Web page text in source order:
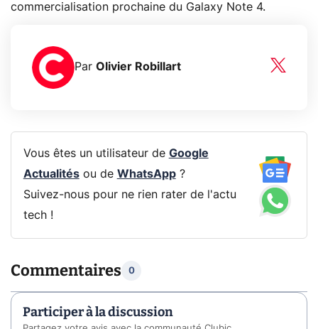
commercialisation prochaine du Galaxy Note 4.
Par Olivier Robillart
Vous êtes un utilisateur de Google
Actualitésou de WhatsApp?
Suivez-nous pour ne rien rater de l'actu
tech !
Commentaires 0
Participer à la discussion